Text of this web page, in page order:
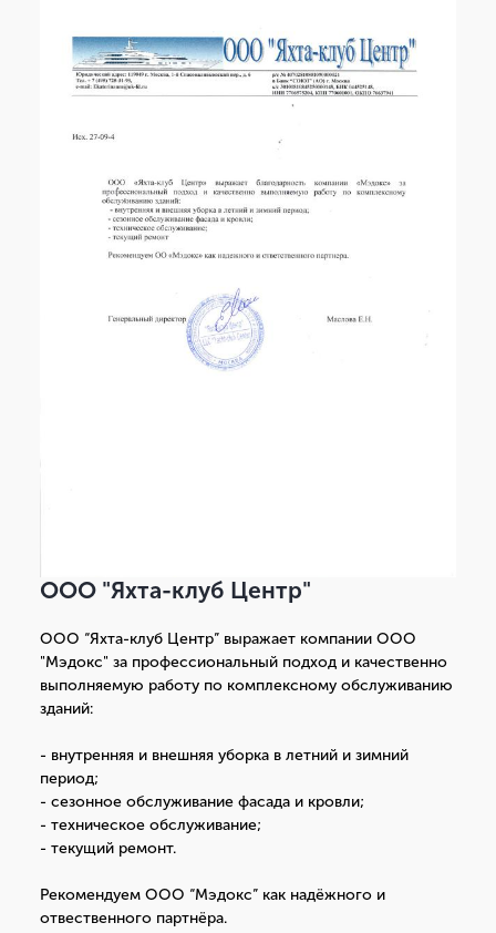
ООО "Яхта-клуб Центр"
ООО “Яхта-клуб Центр” выражает компании ООО
"Мэдокс" за профессиональный подход и качественно
выполняемую работу по комплексному обслуживанию
зданий:
- внутренняя и внешняя уборка в летний и зимний
период;
- сезонное обслуживание фасада и кровли;
- техническое обслуживание;
- текущий ремонт.
Рекомендуем ООО “Мэдокс” как надёжного и
отвественного партнёра.